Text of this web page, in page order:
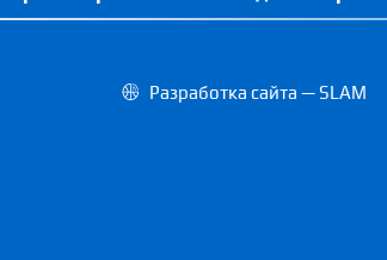
Разработка сайта — SLAM